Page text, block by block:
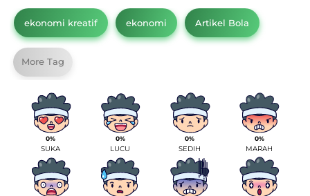
ekonomi kreatif ekonomi Artikel Bola
More Tag
0%
SUKA
0%
LUCU
0%
SEDIH
0%
MARAH